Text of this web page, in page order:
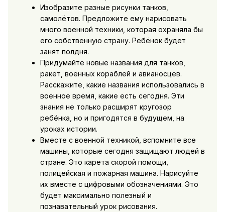
Изобразите разные рисунки танков,
самолётов. Предложите ему нарисовать
много военной техники, которая охраняла бы
его собственную страну. Ребёнок будет
занят полдня.
Придумайте новые названия для танков,
ракет, военных кораблей и авианосцев.
Расскажите, какие названия использовались в
военное время, какие есть сегодня. Эти
знания не только расширят кругозор
ребёнка, но и пригодятся в будущем, на
уроках истории.
Вместе с военной техникой, вспомните все
машины, которые сегодня защищают людей в
стране. Это карета скорой помощи,
полицейская и пожарная машина. Нарисуйте
их вместе с цифровыми обозначениями. Это
будет максимально полезный и
познавательный урок рисования.